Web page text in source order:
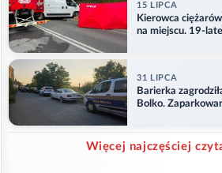
15 LIPCA
Kierowca
na miejscu. 19-
31 LIPCA
Barierka
Bolko.
Więcej najczęściej